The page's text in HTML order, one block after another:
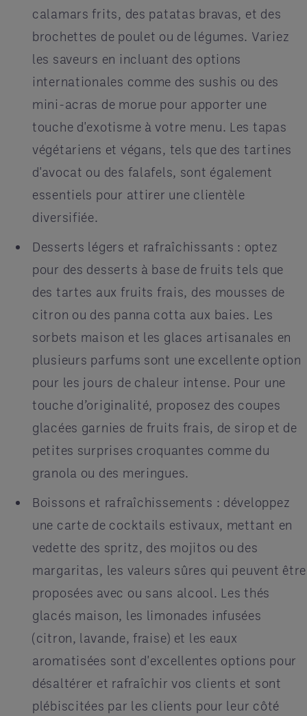
calamars frits, des patatas bravas, et des
brochettes de poulet ou de légumes. Variez
les saveurs en incluant des options
internationales comme des sushis ou des
mini-acras de morue pour apporter une
touche d'exotisme à votre menu. Les tapas
végétariens et végans, tels que des tartines
d'avocat ou des falafels, sont également
essentiels pour attirer une clientèle
diversifiée.
Desserts légers et rafraîchissants : optez
pour des desserts à base de fruits tels que
des tartes aux fruits frais, des mousses de
citron ou des panna cotta aux baies. Les
sorbets maison et les glaces artisanales en
plusieurs parfums sont une excellente option
pour les jours de chaleur intense. Pour une
touche d’originalité, proposez des coupes
glacées garnies de fruits frais, de sirop et de
petites surprises croquantes comme du
granola ou des meringues.
Boissons et rafraîchissements : développez
une carte de cocktails estivaux, mettant en
vedette des spritz, des mojitos ou des
margaritas, les valeurs sûres qui peuvent être
proposées avec ou sans alcool. Les thés
glacés maison, les limonades infusées
(citron, lavande, fraise) et les eaux
aromatisées sont d'excellentes options pour
désaltérer et rafraîchir vos clients et sont
plébiscitées par les clients pour leur côté